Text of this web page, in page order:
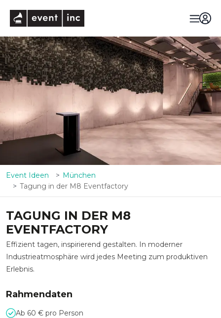
Event Ideen
München
Tagung in der M8 Eventfactory
TAGUNG IN DER M8
EVENTFACTORY
Effizient tagen, inspirierend gestalten. In moderner
Industrieatmosphäre wird jedes Meeting zum produktiven
Erlebnis.
Rahmendaten
Ab 60 € pro Person